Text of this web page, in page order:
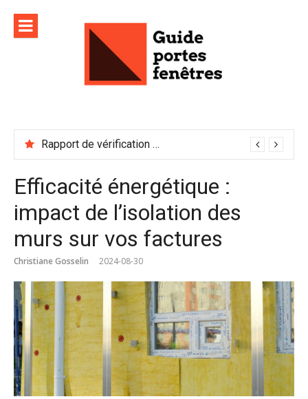
contenu
Rapport de vérification sécurité : à conserver précieusement
Efficacité énergétique :
impact de l’isolation des
murs sur vos factures
Christiane Gosselin 2024-08-30